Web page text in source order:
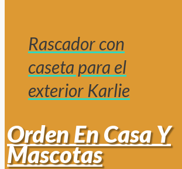
Rascador con
caseta para el
exterior Karlie
Orden En Casa Y
Mascotas